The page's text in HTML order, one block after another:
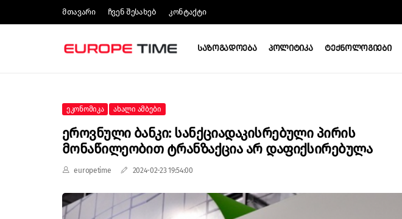
Მთავარი Ჩვენ Შესახებ Კონტაქტი
Საზოგადოება Პოლიტიკა Ტექნოლოგიები
Ეკონომიკა Ახალი Ამბები
Ეროვნული Ბანკი: Სანქციადაკისრებული Პირის
Მონაწილეობით Ტრანზაქცია Არ Დაფიქსირებულა
europetime 2024-02-23 19:54:00